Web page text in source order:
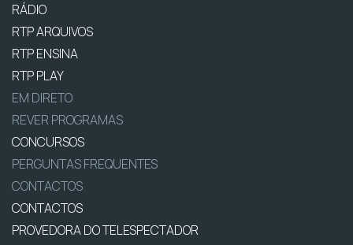
RÁDIO
RTP ARQUIVOS
RTP ENSINA
RTP PLAY
EM DIRETO
REVER PROGRAMAS
CONCURSOS
PERGUNTAS FREQUENTES
CONTACTOS
CONTACTOS
PROVEDORA DO TELESPECTADOR